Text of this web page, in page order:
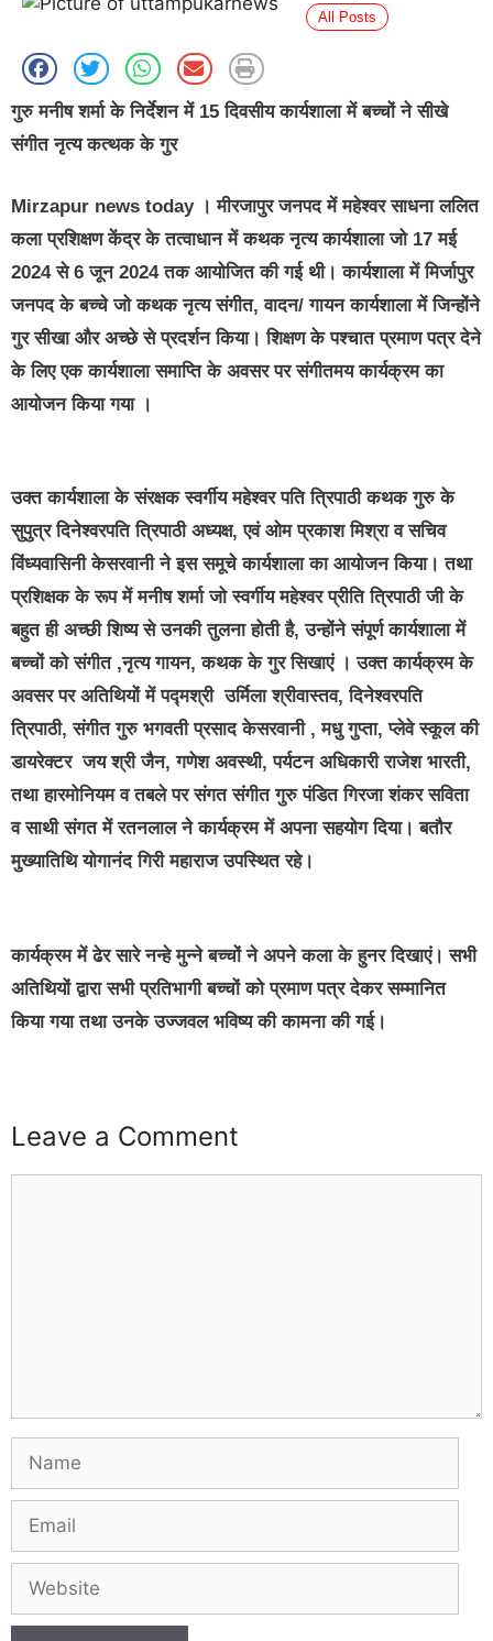
All Posts
गुरु मनीष शर्मा के निर्देशन में 15 दिवसीय कार्यशाला में बच्चों ने सीखे
संगीत नृत्य कत्थक के गुर
Mirzapur news today। मीरजापुर जनपद में महेश्वर साधना ललित
कला प्रशिक्षण केंद्र के तत्वाधान में कथक नृत्य कार्यशाला जो 17 मई
2024 से 6 जून 2024 तक आयोजित की गई थी। कार्यशाला में मिर्जापुर
जनपद के बच्चे जो कथक नृत्य संगीत, वादन/ गायन कार्यशाला में जिन्होंने
गुर सीखा और अच्छे से प्रदर्शन किया। शिक्षण के पश्चात प्रमाण पत्र देने
के लिए एक कार्यशाला समाप्ति के अवसर पर संगीतमय कार्यक्रम का
आयोजन किया गया ।
उक्त कार्यशाला के संरक्षक स्वर्गीय महेश्वर पति त्रिपाठी कथक गुरु के
सुपुत्र दिनेश्वरपति त्रिपाठी अध्यक्ष, एवं ओम प्रकाश मिश्रा व सचिव
विंध्यवासिनी केसरवानी ने इस समूचे कार्यशाला का आयोजन किया। तथा
प्रशिक्षक के रूप में मनीष शर्मा जो स्वर्गीय महेश्वर प्रीति त्रिपाठी जी के
बहुत ही अच्छी शिष्य से उनकी तुलना होती है, उन्होंने संपूर्ण कार्यशाला में
बच्चों को संगीत ,नृत्य गायन, कथक के गुर सिखाएं । उक्त कार्यक्रम के
अवसर पर अतिथियों में पद्मश्री उर्मिला श्रीवास्तव, दिनेश्वरपति
त्रिपाठी, संगीत गुरु भगवती प्रसाद केसरवानी , मधु गुप्ता, प्लेवे स्कूल की
डायरेक्टर जय श्री जैन, गणेश अवस्थी, पर्यटन अधिकारी राजेश भारती,
तथा हारमोनियम व तबले पर संगत संगीत गुरु पंडित गिरजा शंकर सविता
व साथी संगत में रतनलाल ने कार्यक्रम में अपना सहयोग दिया। बतौर
मुख्यातिथि योगानंद गिरी महाराज उपस्थित रहे।
कार्यक्रम में ढेर सारे नन्हे मुन्ने बच्चों ने अपने कला के हुनर दिखाएं। सभी
अतिथियों द्वारा सभी प्रतिभागी बच्चों को प्रमाण पत्र देकर सम्मानित
किया गया तथा उनके उज्जवल भविष्य की कामना की गई।
Leave a Comment